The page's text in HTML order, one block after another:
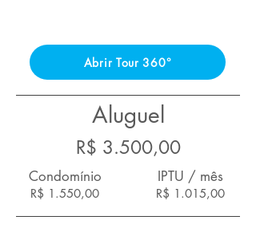
Abrir Tour 360°
Aluguel
R$ 3.500,00
Condomínio
R$ 1.550,00
IPTU / mês
R$ 1.015,00